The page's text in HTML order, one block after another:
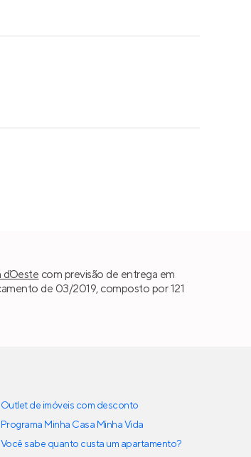
d`Oeste com previsão de entrega em
de 03/2019, composto por 121
Outlet de imóveis com desconto
Programa Minha Casa Minha Vida
Você sabe quanto custa um apartamento?